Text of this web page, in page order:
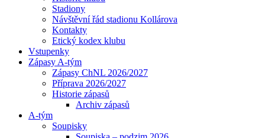
Stadiony
Návštěvní řád stadionu Kollárova
Kontakty
Etický kodex klubu
Vstupenky
Zápasy A-tým
Zápasy ChNL 2026/2027
Příprava 2026/2027
Historie zápasů
Archiv zápasů
A-tým
Soupisky